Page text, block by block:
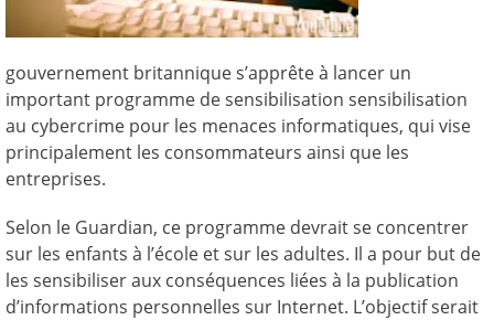
gouvernement britannique s’apprête à lancer un
important programme de sensibilisation sensibilisation
au cybercrime pour les menaces informatiques, qui vise
principalement les consommateurs ainsi que les
entreprises.
Selon le Guardian, ce programme devrait se concentrer
sur les enfants à l’école et sur les adultes. Il a pour but de
les sensibiliser aux conséquences liées à la publication
d’informations personnelles sur Internet. L’objectif serait